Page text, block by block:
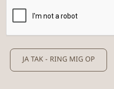
JA TAK - RING MIG OP